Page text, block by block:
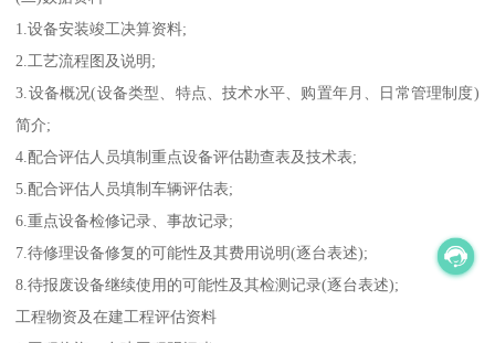
1.设备安装竣工决算资料;
2.工艺流程图及说明;
3.设备概况(设备类型、特点、技术水平、购置年月、日常管理制度)
简介;
4.配合评估人员填制重点设备评估勘查表及技术表;
5.配合评估人员填制车辆评估表;
6.重点设备检修记录、事故记录;
7.待修理设备修复的可能性及其费用说明(逐台表述);
8.待报废设备继续使用的可能性及其检测记录(逐台表述);
工程物资及在建工程评估资料